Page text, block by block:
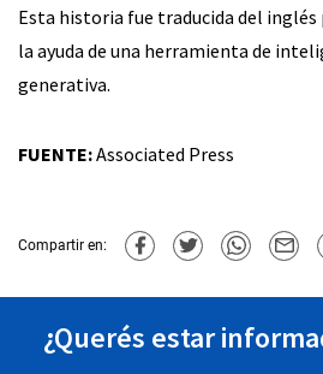
Esta historia fue traducida del inglés
la ayuda de una herramienta de
generativa.
FUENTE:Associated Press
Compartir en:
¿Querés estar